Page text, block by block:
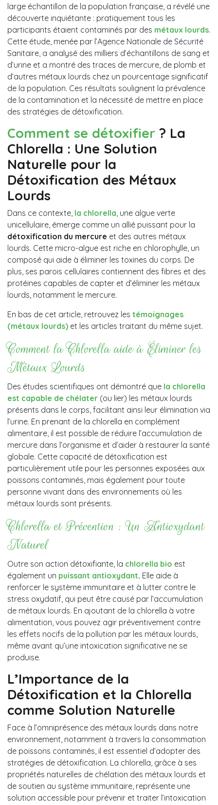
large échantillon de la population française, a révélé une
découverte inquiétante : pratiquement tous les
participants étaient contaminés par des métaux lourds.
Cette étude, menée par l’Agence Nationale de Sécurité
Sanitaire, a analysé des milliers d’échantillons de sang et
d’urine et a montré des traces de mercure, de plomb et
d’autres métaux lourds chez un pourcentage significatif
de la population. Ces résultats soulignent la prévalence
de la contamination et la nécessité de mettre en place
des stratégies de détoxification.
Comment se détoxifier ? La
Chlorella : Une Solution
Naturelle pour la
Détoxification des Métaux
Lourds
Dans ce contexte, la chlorella, une algue verte
unicellulaire, émerge comme un allié puissant pour la
détoxification du mercure et des autres métaux
lourds. Cette micro-algue est riche en chlorophylle, un
composé qui aide à éliminer les toxines du corps. De
plus, ses parois cellulaires contiennent des fibres et des
protéines capables de capter et d’éliminer les métaux
lourds, notamment le mercure.
En bas de cet article, retrouvez les témoignages
(métaux lourds) et les articles traitant du même sujet.
Comment la Chlorella aide à Éliminer les
Métaux Lourds
Des études scientifiques ont démontré que la chlorella
est capable de chélater (ou lier) les métaux lourds
présents dans le corps, facilitant ainsi leur élimination via
l’urine. En prenant de la chlorella en complément
alimentaire, il est possible de réduire l’accumulation de
mercure dans l’organisme et d’aider à restaurer la santé
globale. Cette capacité de détoxification est
particulièrement utile pour les personnes exposées aux
poissons contaminés, mais également pour toute
personne vivant dans des environnements où les
métaux lourds sont présents.
Chlorella et Prévention : Un Antioxydant
Naturel
Outre son action détoxifiante, la chlorella bio est
également un puissant antioxydant. Elle aide à
renforcer le système immunitaire et à lutter contre le
stress oxydatif, qui peut être causé par l’accumulation
de métaux lourds. En ajoutant de la chlorella à votre
alimentation, vous pouvez agir préventivement contre
les effets nocifs de la pollution par les métaux lourds,
même avant qu’une intoxication significative ne se
produise.
L’Importance de la
Détoxification et la Chlorella
comme Solution Naturelle
Face à l’omniprésence des métaux lourds dans notre
environnement, notamment à travers la consommation
de poissons contaminés, il est essentiel d’adopter des
stratégies de détoxification. La chlorella, grâce à ses
propriétés naturelles de chélation des métaux lourds et
de soutien au système immunitaire, représente une
solution accessible pour prévenir et traiter l’intoxication